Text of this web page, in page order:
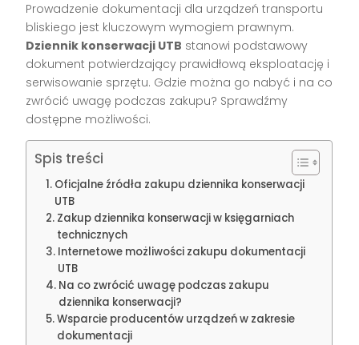
Prowadzenie dokumentacji dla urządzeń transportu
bliskiego jest kluczowym wymogiem prawnym.
Dziennik konserwacji UTB stanowi podstawowy
dokument potwierdzający prawidłową eksploatację i
serwisowanie sprzętu. Gdzie można go nabyć i na co
zwrócić uwagę podczas zakupu? Sprawdźmy
dostępne możliwości.
Spis treści
Oficjalne źródła zakupu dziennika konserwacji
UTB
Zakup dziennika konserwacji w księgarniach
technicznych
Internetowe możliwości zakupu dokumentacji
UTB
Na co zwrócić uwagę podczas zakupu
dziennika konserwacji?
Wsparcie producentów urządzeń w zakresie
dokumentacji